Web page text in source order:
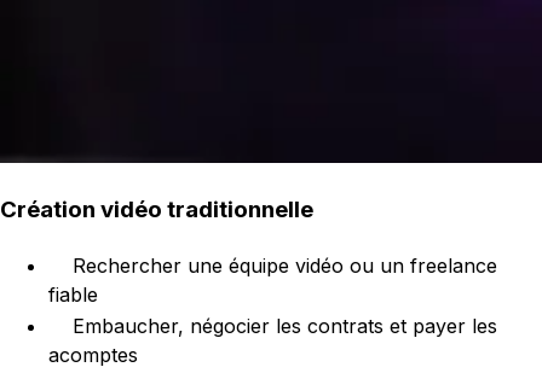
Création vidéo traditionnelle
Rechercher une équipe vidéo ou un freelance
fiable
Embaucher, négocier les contrats et payer les
acomptes